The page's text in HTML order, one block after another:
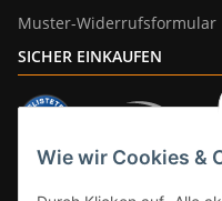
Wie wir Cookies &
Muster-Widerrufsformular
SICHER EINKAUFEN